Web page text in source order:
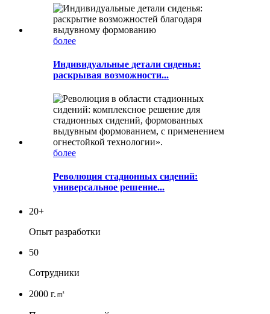
более
Индивидуальные детали сиденья:
раскрывая возможности...
более
Революция стадионных сидений:
универсальное решение...
20+
Опыт разработки
50
Сотрудники
2000 г.㎡